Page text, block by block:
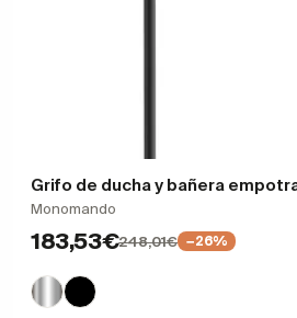
Grifo de ducha y bañera
Monomando
183,53€248,01€ −26%